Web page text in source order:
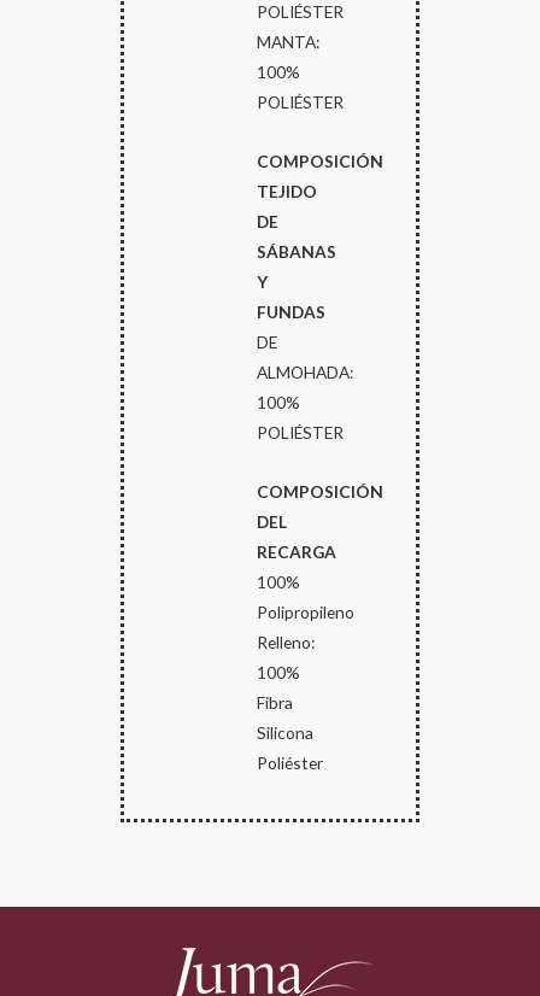
POLIÉSTER
MANTA:
100%
POLIÉSTER
COMPOSICIÓN
TEJIDO
DE
SÁBANAS
Y
FUNDAS
DE
ALMOHADA:
100%
POLIÉSTER
COMPOSICIÓN
DEL
RECARGA
100%
Polipropileno
Relleno:
100%
Fibra
Silicona
Poliéster